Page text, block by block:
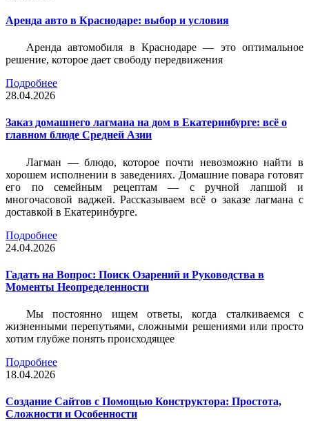
Аренда авто в Краснодаре: выбор и условия
Аренда автомобиля в Краснодаре — это оптимальное
решение, которое дает свободу передвижения
Подробнее
28.04.2026
Заказ домашнего лагмана на дом в Екатеринбурге: всё о
главном блюде Средней Азии
Лагман — блюдо, которое почти невозможно найти в
хорошем исполнении в заведениях. Домашние повара готовят
его по семейным рецептам — с ручной лапшой и
многочасовой ваджей. Рассказываем всё о заказе лагмана с
доставкой в Екатеринбурге.
Подробнее
24.04.2026
Гадать на Вопрос: Поиск Озарений и Руководства в
Моменты Неопределенности
Мы постоянно ищем ответы, когда сталкиваемся с
жизненными перепутьями, сложными решениями или просто
хотим глубже понять происходящее
Подробнее
18.04.2026
Создание Сайтов с Помощью Конструктора: Простота,
Сложности и Особенности